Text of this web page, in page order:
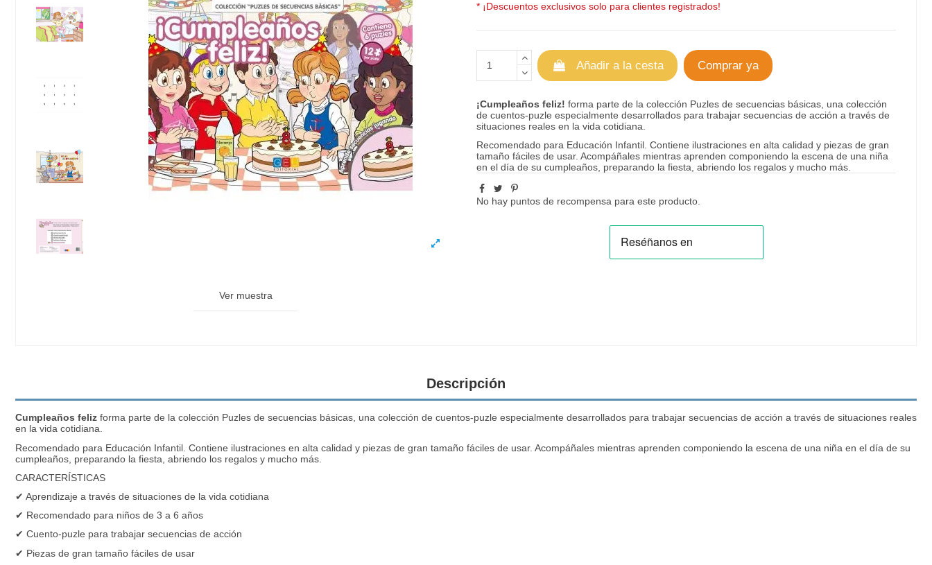
Ver muestra
* ¡Descuentos exclusivos solo para clientes registrados!
Añadir a la cesta Comprar ya
¡Cumpleaños feliz! forma parte de la colección Puzles de secuencias básicas, una colección
de cuentos-puzle especialmente desarrollados para trabajar secuencias de acción a través de
situaciones reales en la vida cotidiana.
Recomendado para Educación Infantil. Contiene ilustraciones en alta calidad y piezas de gran
tamaño fáciles de usar. Acompáñales mientras aprenden componiendo la escena de una niña
en el día de su cumpleaños, preparando la fiesta, abriendo los regalos y mucho más.
No hay puntos de recompensa para este producto.
Descripción
Cumpleaños feliz forma parte de la colección Puzles de secuencias básicas, una colección de cuentos-puzle especialmente desarrollados para trabajar secuencias de acción a través de situaciones reales
en la vida cotidiana.
Recomendado para Educación Infantil. Contiene ilustraciones en alta calidad y piezas de gran tamaño fáciles de usar. Acompáñales mientras aprenden componiendo la escena de una niña en el día de su
cumpleaños, preparando la fiesta, abriendo los regalos y mucho más.
CARACTERÍSTICAS
✔ Aprendizaje a través de situaciones de la vida cotidiana
✔ Recomendado para niños de 3 a 6 años
✔ Cuento-puzle para trabajar secuencias de acción
✔ Piezas de gran tamaño fáciles de usar